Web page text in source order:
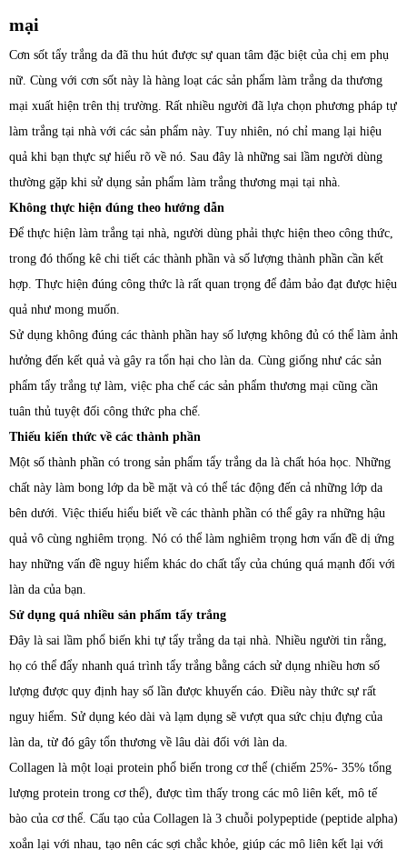
mại
Cơn sốt tẩy trắng da đã thu hút được sự quan tâm đặc biệt của chị em phụ
nữ. Cùng với cơn sốt này là hàng loạt các sản phẩm làm trắng da thương
mại xuất hiện trên thị trường. Rất nhiều người đã lựa chọn phương pháp tự
làm trắng tại nhà với các sản phẩm này. Tuy nhiên, nó chỉ mang lại hiệu
quả khi bạn thực sự hiểu rõ về nó. Sau đây là những sai lầm người dùng
thường gặp khi sử dụng sản phẩm làm trắng thương mại tại nhà.
Không thực hiện đúng theo hướng dẫn
Để thực hiện làm trắng tại nhà, người dùng phải thực hiện theo công thức,
trong đó thống kê chi tiết các thành phần và số lượng thành phần cần kết
hợp. Thực hiện đúng công thức là rất quan trọng để đảm bảo đạt được hiệu
quả như mong muốn.
Sử dụng không đúng các thành phần hay số lượng không đủ có thể làm ảnh
hưởng đến kết quả và gây ra tổn hại cho làn da. Cùng giống như các sản
phẩm tẩy trắng tự làm, việc pha chế các sản phẩm thương mại cũng cần
tuân thủ tuyệt đối công thức pha chế.
Thiếu kiến thức về các thành phần
Một số thành phần có trong sản phẩm tẩy trắng da là chất hóa học. Những
chất này làm bong lớp da bề mặt và có thể tác động đến cả những lớp da
bên dưới. Việc thiếu hiểu biết về các thành phần có thể gây ra những hậu
quả vô cùng nghiêm trọng. Nó có thể làm nghiêm trọng hơn vấn đề dị ứng
hay những vấn đề nguy hiểm khác do chất tẩy của chúng quá mạnh đối với
làn da của bạn.
Sử dụng quá nhiều sản phẩm tẩy trắng
Đây là sai lầm phổ biến khi tự tẩy trắng da tại nhà. Nhiều người tin rằng,
họ có thể đẩy nhanh quá trình tẩy trắng bằng cách sử dụng nhiều hơn số
lượng được quy định hay số lần được khuyến cáo. Điều này thức sự rất
nguy hiểm. Sử dụng kéo dài và lạm dụng sẽ vượt qua sức chịu đựng của
làn da, từ đó gây tổn thương về lâu dài đối với làn da.
Collagen là một loại protein phổ biến trong cơ thể (chiếm 25%- 35% tổng
lượng protein trong cơ thể), được tìm thấy trong các mô liên kết, mô tế
bào của cơ thể. Cấu tạo của Collagen là 3 chuỗi polypeptide (peptide alpha)
xoắn lại với nhau, tạo nên các sợi chắc khỏe, giúp các mô liên kết lại với